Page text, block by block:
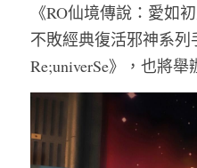
《RO仙境傳說：愛如
不敗經典復活邪神系列
Re;univerSe》，也將舉